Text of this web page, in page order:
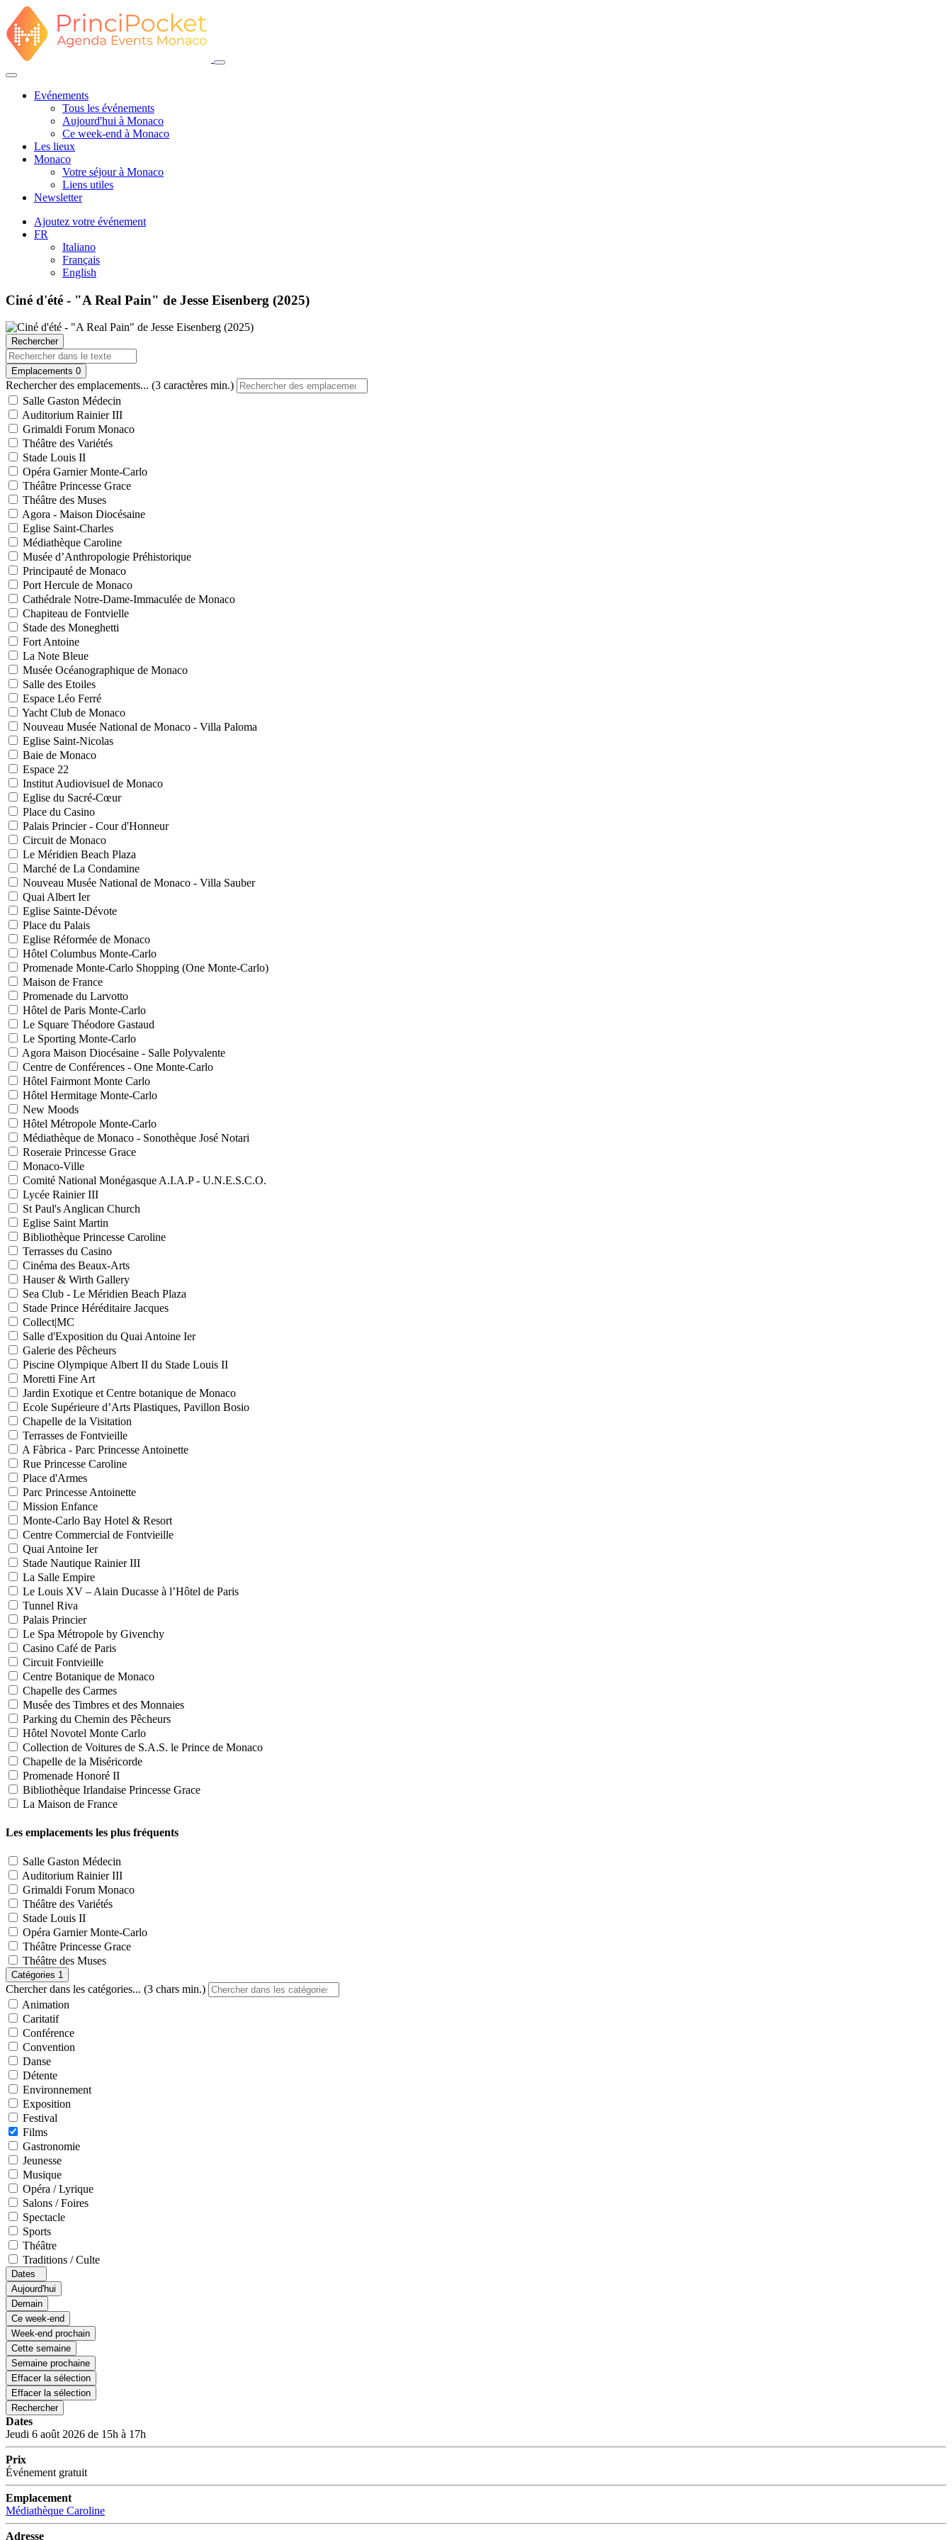
Evénements
Tous les événements
Aujourd'hui à Monaco
Ce week-end à Monaco
Les lieux
Monaco
Votre séjour à Monaco
Liens utiles
Newsletter
Ajoutez votre événement
FR
Italiano
Français
English
Ciné d'été - "A Real Pain" de Jesse Eisenberg (2025)
Rechercher
Emplacements 0
Rechercher des emplacements... (3 caractères min.)
Salle Gaston Médecin
Auditorium Rainier III
Grimaldi Forum Monaco
Théâtre des Variétés
Stade Louis II
Opéra Garnier Monte-Carlo
Théâtre Princesse Grace
Théâtre des Muses
Agora - Maison Diocésaine
Eglise Saint-Charles
Médiathèque Caroline
Musée d’Anthropologie Préhistorique
Principauté de Monaco
Port Hercule de Monaco
Cathédrale Notre-Dame-Immaculée de Monaco
Chapiteau de Fontvielle
Stade des Moneghetti
Fort Antoine
La Note Bleue
Musée Océanographique de Monaco
Salle des Etoiles
Espace Léo Ferré
Yacht Club de Monaco
Nouveau Musée National de Monaco - Villa Paloma
Eglise Saint-Nicolas
Baie de Monaco
Espace 22
Institut Audiovisuel de Monaco
Eglise du Sacré-Cœur
Place du Casino
Palais Princier - Cour d'Honneur
Circuit de Monaco
Le Méridien Beach Plaza
Marché de La Condamine
Nouveau Musée National de Monaco - Villa Sauber
Quai Albert Ier
Eglise Sainte-Dévote
Place du Palais
Eglise Réformée de Monaco
Hôtel Columbus Monte-Carlo
Promenade Monte-Carlo Shopping (One Monte-Carlo)
Maison de France
Promenade du Larvotto
Hôtel de Paris Monte-Carlo
Le Square Théodore Gastaud
Le Sporting Monte-Carlo
Agora Maison Diocésaine - Salle Polyvalente
Centre de Conférences - One Monte-Carlo
Hôtel Fairmont Monte Carlo
Hôtel Hermitage Monte-Carlo
New Moods
Hôtel Métropole Monte-Carlo
Médiathèque de Monaco - Sonothèque José Notari
Roseraie Princesse Grace
Monaco-Ville
Comité National Monégasque A.I.A.P - U.N.E.S.C.O.
Lycée Rainier III
St Paul's Anglican Church
Eglise Saint Martin
Bibliothèque Princesse Caroline
Terrasses du Casino
Cinéma des Beaux-Arts
Hauser & Wirth Gallery
Sea Club - Le Méridien Beach Plaza
Stade Prince Héréditaire Jacques
Collect|MC
Salle d'Exposition du Quai Antoine Ier
Galerie des Pêcheurs
Piscine Olympique Albert II du Stade Louis II
Moretti Fine Art
Jardin Exotique et Centre botanique de Monaco
Ecole Supérieure d’Arts Plastiques, Pavillon Bosio
Chapelle de la Visitation
Terrasses de Fontvieille
A Fàbrica - Parc Princesse Antoinette
Rue Princesse Caroline
Place d'Armes
Parc Princesse Antoinette
Mission Enfance
Monte-Carlo Bay Hotel & Resort
Centre Commercial de Fontvieille
Quai Antoine Ier
Stade Nautique Rainier III
La Salle Empire
Le Louis XV – Alain Ducasse à l’Hôtel de Paris
Tunnel Riva
Palais Princier
Le Spa Métropole by Givenchy
Casino Café de Paris
Circuit Fontvieille
Centre Botanique de Monaco
Chapelle des Carmes
Musée des Timbres et des Monnaies
Parking du Chemin des Pêcheurs
Hôtel Novotel Monte Carlo
Collection de Voitures de S.A.S. le Prince de Monaco
Chapelle de la Miséricorde
Promenade Honoré II
Bibliothèque Irlandaise Princesse Grace
La Maison de France
Les emplacements les plus fréquents
Salle Gaston Médecin
Auditorium Rainier III
Grimaldi Forum Monaco
Théâtre des Variétés
Stade Louis II
Opéra Garnier Monte-Carlo
Théâtre Princesse Grace
Théâtre des Muses
Catégories 1
Chercher dans les catégories... (3 chars min.)
Animation
Caritatif
Conférence
Convention
Danse
Détente
Environnement
Exposition
Festival
Films
Gastronomie
Jeunesse
Musique
Opéra / Lyrique
Salons / Foires
Spectacle
Sports
Théâtre
Traditions / Culte
Dates
Aujourd'hui
Demain
Ce week-end
Week-end prochain
Cette semaine
Semaine prochaine
Effacer la sélection
Effacer la sélection
Rechercher
Dates
Jeudi 6 août 2026 de 15h à 17h
Prix
Événement gratuit
Emplacement
Médiathèque Caroline
Adresse